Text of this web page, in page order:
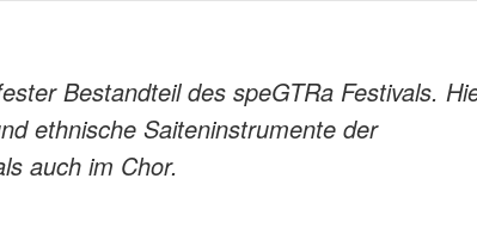
Bestandteil des speGTRa Festivals.
ethnische Saiteninstrumente der
auch im Chor.